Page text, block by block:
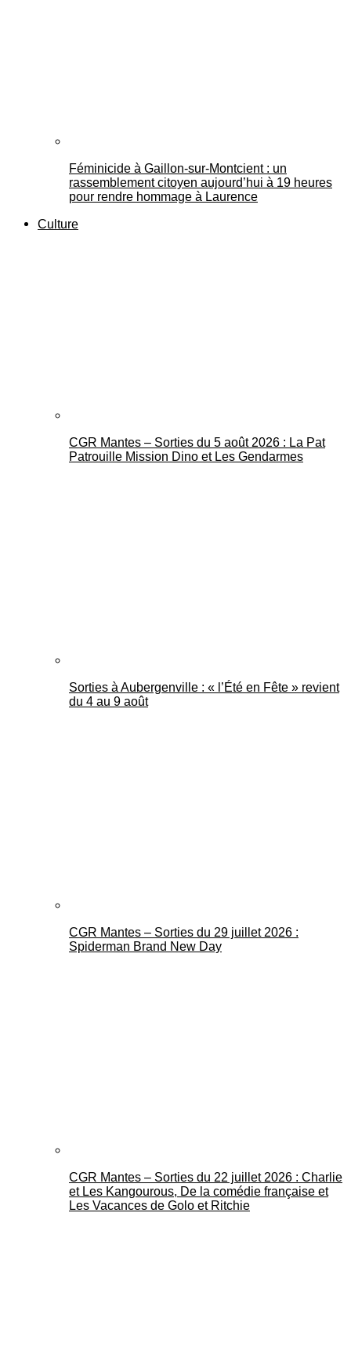
Féminicide à Gaillon‑sur‑Montcient : un
rassemblement citoyen aujourd’hui à 19 heures
pour rendre hommage à Laurence
Culture
CGR Mantes – Sorties du 5 août 2026 : La Pat
Patrouille Mission Dino et Les Gendarmes
Sorties à Aubergenville : « l’Été en Fête » revient
du 4 au 9 août
CGR Mantes – Sorties du 29 juillet 2026 :
Spiderman Brand New Day
CGR Mantes – Sorties du 22 juillet 2026 : Charlie
et Les Kangourous, De la comédie française et
Les Vacances de Golo et Ritchie